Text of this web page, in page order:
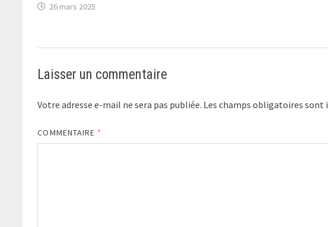
26 mars 2025
Laisser un commentaire
Votre adresse e-mail ne sera pas publiée. Les champs obligatoires sont
COMMENTAIRE *